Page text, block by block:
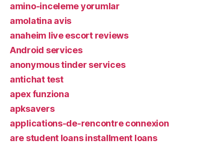
amino-inceleme yorumlar
amolatina avis
anaheim live escort reviews
Android services
anonymous tinder services
antichat test
apex funziona
apksavers
applications-de-rencontre connexion
are student loans installment loans